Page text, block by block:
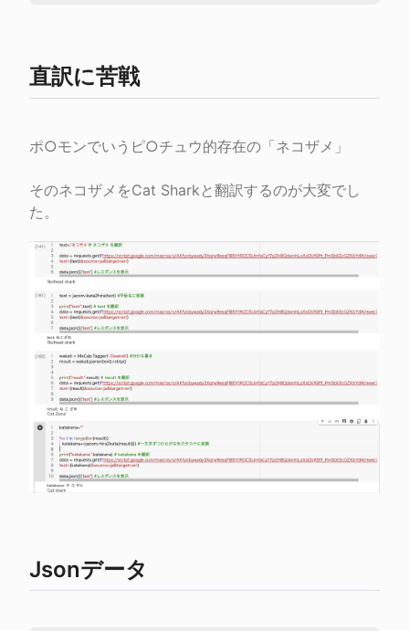
直訳に苦戦
ポ○モンでいうピ○チュウ的存在の「ネコザメ」
そのネコザメをCat Sharkと翻訳するのが大変でし
Jsonデータ